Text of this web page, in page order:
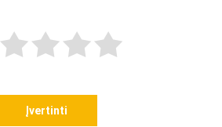
Įvertinti